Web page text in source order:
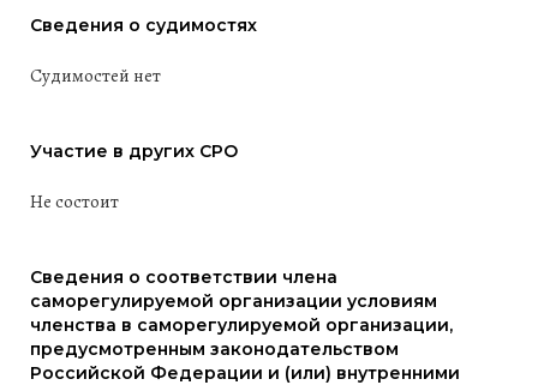
Сведения о судимостях
Судимостей нет
Участие в других СРО
Не состоит
Сведения о соответствии члена
саморегулируемой организации условиям
членства в саморегулируемой организации,
предусмотренным законодательством
Российской Федерации и (или) внутренними